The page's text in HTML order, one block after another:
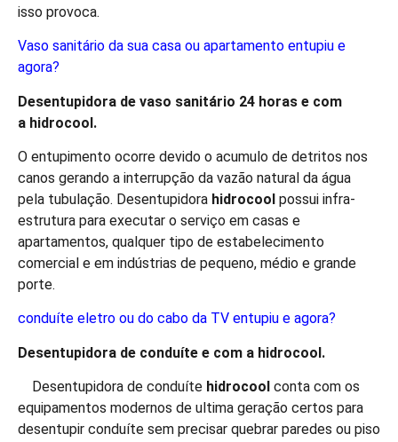
isso provoca.
Vaso sanitário da sua casa ou apartamento entupiu e
agora?
Desentupidora de vaso sanitário 24 horas e com
a hidrocool.
O entupimento ocorre devido o acumulo de detritos nos
canos gerando a interrupção da vazão natural da água
pela tubulação. Desentupidora hidrocool possui infra-
estrutura para executar o serviço em casas e
apartamentos, qualquer tipo de estabelecimento
comercial e em indústrias de pequeno, médio e grande
porte.
conduíte eletro ou do cabo da TV entupiu e agora?
Desentupidora de conduíte e com a hidrocool.
Desentupidora de conduíte hidrocool conta com os
equipamentos modernos de ultima geração certos para
desentupir conduíte sem precisar quebrar paredes ou piso